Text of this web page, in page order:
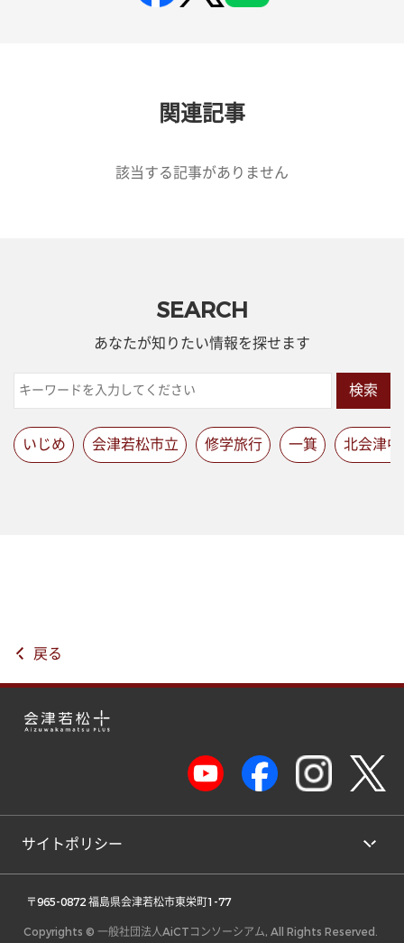
関連記事
該当する記事がありません
SEARCH
あなたが知りたい情報を探せます
検索
いじめ 会津若松市立 修学旅行 一箕 北会津中
戻る
サイトポリシー
〒965-0872 福島県会津若松市東栄町1-77
Copyrights © 一般社団法人AiCTコンソーシアム, All Rights Reserved.